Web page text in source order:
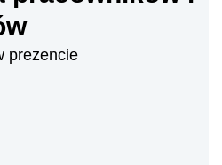
prezencie